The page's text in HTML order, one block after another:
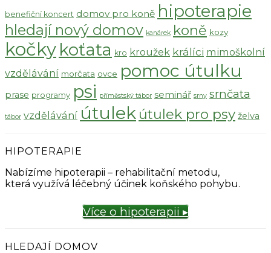
benefiční koncert domov pro koně hipoterapie
hledají nový domov kanárek koně kozy
kočky koťata kro kroužek králíci mimoškolní
vzdělávání morčata ovce pomoc útulku
prase programy psi příměstský tábor seminář srny srnčata
tábor vzdělávání útulek útulek pro psy želva
HIPOTERAPIE
Nabízíme hipoterapii – rehabilitační metodu,
která využívá léčebný účinek koňského pohybu.
Více o hipoterapii ▸
HLEDAJÍ DOMOV